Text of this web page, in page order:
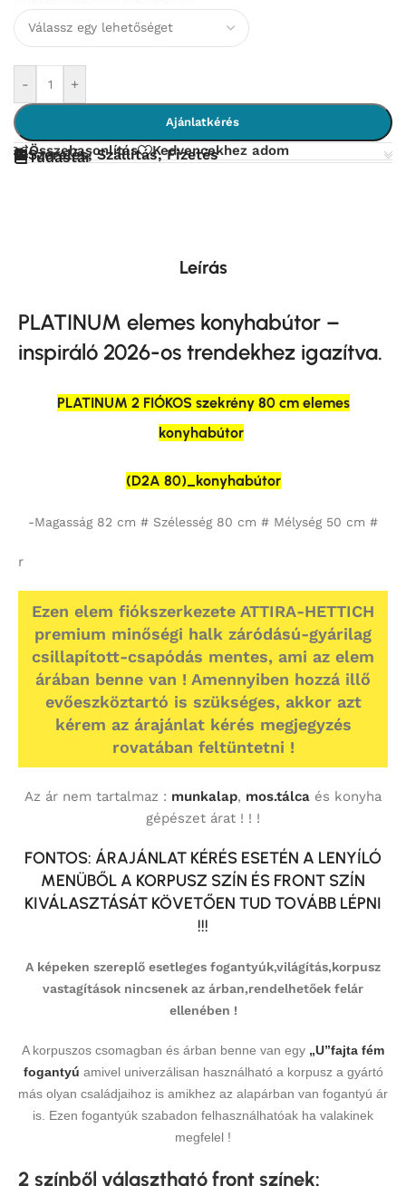
- +
Ajánlatkérés
Összehasonlítás Kedvencekhez adom
Szerelés, Szállítás, Fizetés
Tudástár
Leírás
PLATINUM elemes konyhabútor –
inspiráló 2026-os trendekhez igazítva.
PLATINUM 2 FIÓKOS szekrény 80 cm elemes
konyhabútor
(D2A 80)_konyhabútor
-Magasság 82 cm # Szélesség 80 cm # Mélység 50 cm #
r
Ezen elem fiókszerkezete ATTIRA-HETTICH
premium minőségi halk záródású-gyárilag
csillapított-csapódás mentes, ami az elem
árában benne van ! Amennyiben hozzá illő
evőeszköztartó is szükséges, akkor azt
kérem az árajánlat kérés megjegyzés
rovatában feltüntetni !
Az ár nem tartalmaz : munkalap, mos.tálca és konyha
gépészet árat ! ! !
FONTOS: ÁRAJÁNLAT KÉRÉS ESETÉN A LENYÍLÓ
MENÜBŐL A KORPUSZ SZÍN ÉS FRONT SZÍN
KIVÁLASZTÁSÁT KÖVETŐEN TUD TOVÁBB LÉPNI
!!!
A képeken szereplő esetleges fogantyúk,világítás,korpusz
vastagítások nincsenek az árban,rendelhetőek felár
ellenében !
A korpuszos csomagban és árban benne van egy „U”fajta fém
fogantyú amivel univerzálisan használható a korpusz a gyártó
más olyan családjaihoz is amikhez az alapárban van fogantyú ár
is. Ezen fogantyúk szabadon felhasználhatóak ha valakinek
megfelel !
2 színből választható front színek: